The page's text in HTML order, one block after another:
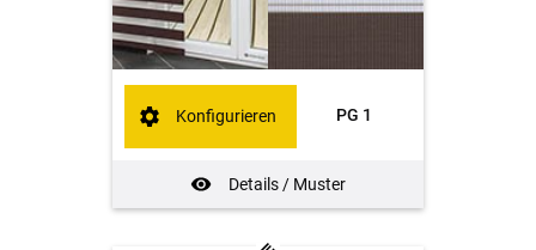
PG 1
Details / Muster
Konfigurieren